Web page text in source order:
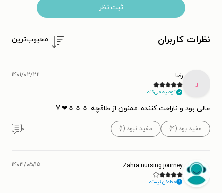
ثبت نظر
نظرات کاربران محبوب‌ترین
ر
رضا
توصیه می‌کنم.
۱۴۰۱/۰۲/۲۲
عالی بود و ناراحت کننده..ممنون از طاقچه 🌷🌷🌷❤🏅
مفید بود (۴) مفید نبود (۱) ۰
Zahra.nursing.journey
مطمئن نیستم.
۱۴۰۳/۰۵/۱۵